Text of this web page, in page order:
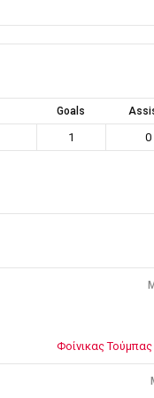
Goals
1 0
Φοίνικας